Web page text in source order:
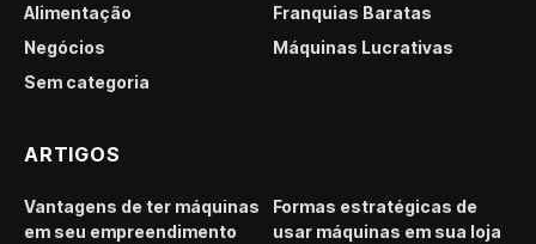
Alimentação
Franquias Baratas
Negócios
Máquinas Lucrativas
Sem categoria
ARTIGOS
Vantagens de ter máquinas
em seu empreendimento
Formas estratégicas de
usar máquinas em sua loja